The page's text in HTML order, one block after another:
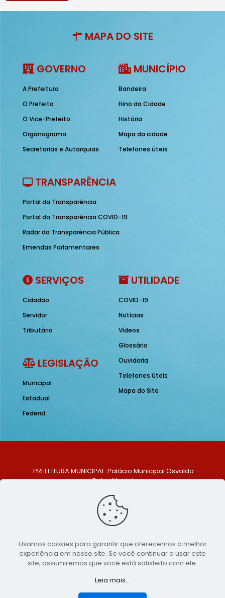
MAPA DO SITE
GOVERNO
A Prefeitura
O Prefeito
O Vice-Prefeito
Organograma
Secretarias e Autarquias
MUNICÍPIO
Bandeira
Hino da Cidade
História
Mapa da cidade
Telefones úteis
TRANSPARÊNCIA
Portal da Transparência
Portal da Transparência COVID-19
Radar da Transparência Pública
Emendas Parlamentares
SERVIÇOS
Cidadão
Servidor
Tributário
LEGISLAÇÃO
Municipal
Estadual
Federal
UTILIDADE
COVID-19
Notícias
Vídeos
Glossário
Ouvidoria
Telefones úteis
Mapa do Site
PREFEITURA MUNICIPAL: Palácio Municipal Osvaldo
Celso Maciel
Centro, São Bento do Una - PE. CEP: 553370-128
TELEFONE: (81) 99548-1569
E-MAIL: ouvidoria@saobentodouna.pe.gov.br
Copyright 2021-2026 - Assessoria de Comunicação da
Prefeitura de São Bento do Una - PE
publicidadeLumusWeb - Agência Digital
Usamos cookies para garantir que oferecemos a melhor
experiência em nosso site. Se você continuar a usar este
site, assumiremos que você está satisfeito com ele.
Leia mais...